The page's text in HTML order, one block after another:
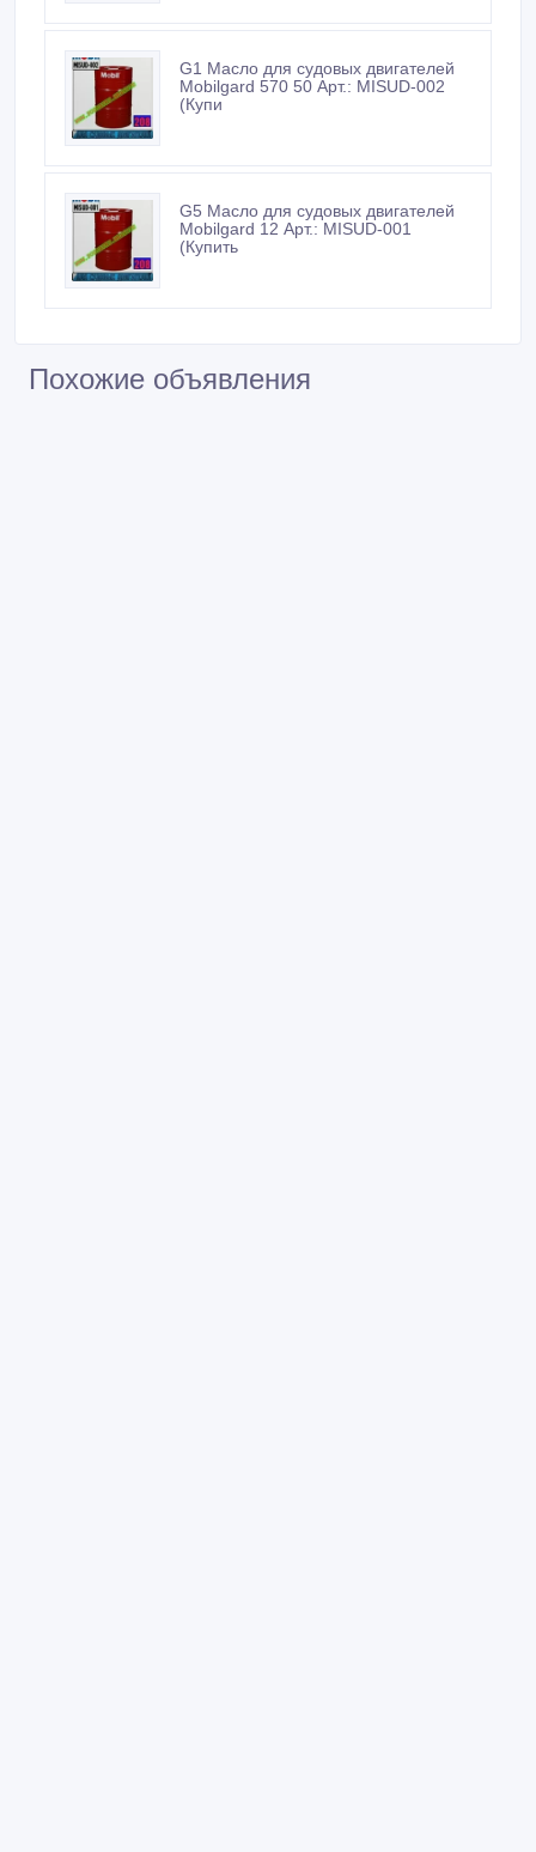
G1 Масло для судовых двигателей
Мobilgard 570 50 Арт.: MISUD-002
(Купи
G5 Масло для судовых двигателей
Мobilgard 12 Арт.: MISUD-001
(Купить
Похожие объявления